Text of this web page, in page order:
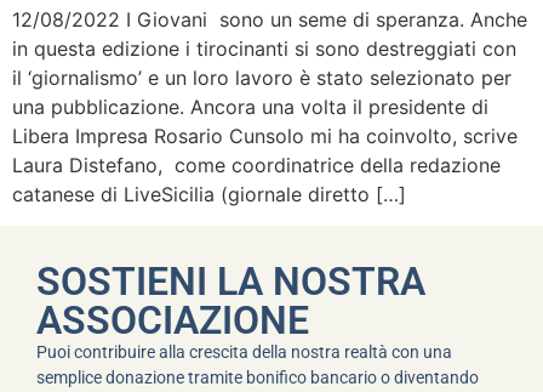
12/08/2022 I Giovani sono un seme di speranza. Anche
in questa edizione i tirocinanti si sono destreggiati con
il ‘giornalismo’ e un loro lavoro è stato selezionato per
una pubblicazione. Ancora una volta il presidente di
Libera Impresa Rosario Cunsolo mi ha coinvolto, scrive
Laura Distefano, come coordinatrice della redazione
catanese di LiveSicilia (giornale diretto […]
SOSTIENI LA NOSTRA
ASSOCIAZIONE
Puoi contribuire alla crescita della nostra realtà con una
semplice donazione tramite bonifico bancario o diventando